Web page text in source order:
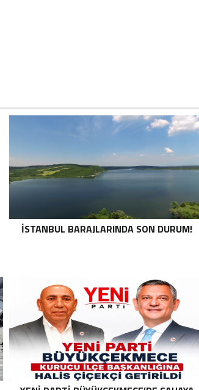
İSTANBUL BARAJLARINDA SON DURUM!